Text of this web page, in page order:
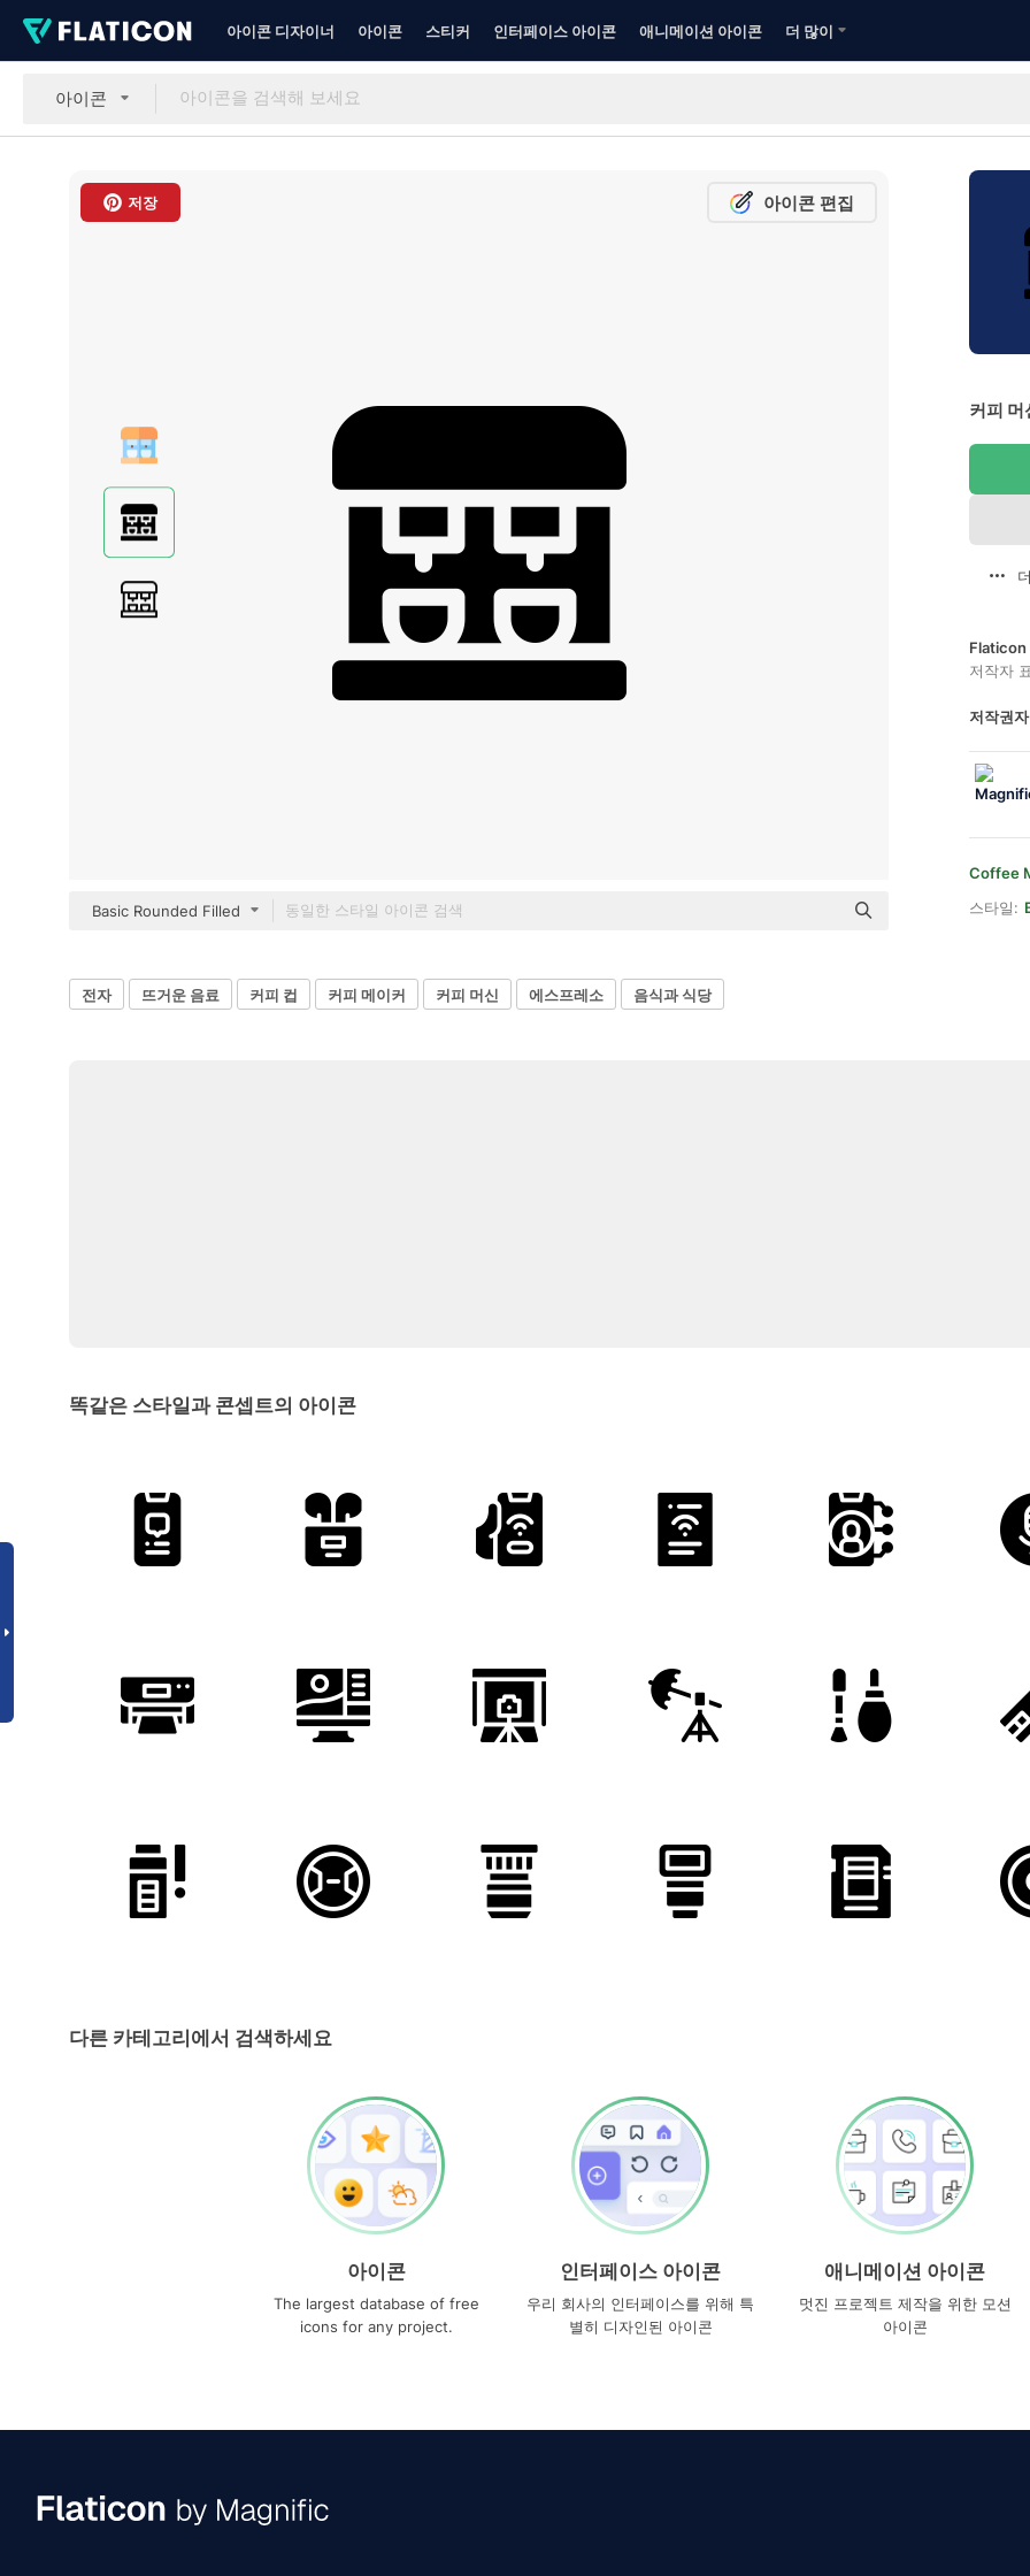
아이콘 디자이너 아이콘 스티커 인터페이스 아이콘 애니메이션 아이콘 더 많이
아이콘
저장 아이콘 편집
Basic Rounded Filled
커피 머
Flaticon
저작자
저작권
Coffee
스타일:
전자 뜨거운 음료 커피 컵 커피 메이커 커피 머신 에스프레소 음식과 식당
똑같은 스타일과 콘셉트의 아이콘
다른 카테고리에서 검색하세요
아이콘
The largest database of free
icons for any project.
인터페이스 아이콘
우리 회사의 인터페이스를 위해 특
별히 디자인된 아이콘
애니메이션 아이콘
멋진 프로젝트 제작을 위한 모션
아이콘